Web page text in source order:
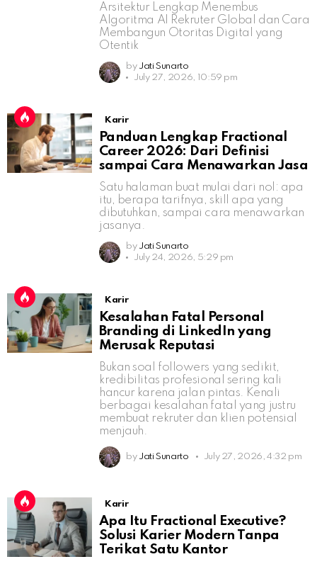
Arsitektur Lengkap Menembus
Algoritma AI Rekruter Global dan Cara
Membangun Otoritas Digital yang
Otentik
by Jati Sunarto
July 27, 2026, 10:59 pm
Karir
Panduan Lengkap Fractional
Career 2026: Dari Definisi
sampai Cara Menawarkan Jasa
Satu halaman buat mulai dari nol: apa
itu, berapa tarifnya, skill apa yang
dibutuhkan, sampai cara menawarkan
jasanya.
by Jati Sunarto
July 24, 2026, 5:29 pm
Karir
Kesalahan Fatal Personal
Branding di LinkedIn yang
Merusak Reputasi
Bukan soal followers yang sedikit,
kredibilitas profesional sering kali
hancur karena jalan pintas. Kenali
berbagai kesalahan fatal yang justru
membuat rekruter dan klien potensial
menjauh.
by Jati Sunarto July 27, 2026, 4:32 pm
Karir
Apa Itu Fractional Executive?
Solusi Karier Modern Tanpa
Terikat Satu Kantor